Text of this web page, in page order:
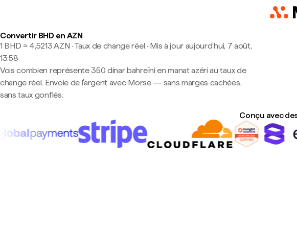
Convertir BHD en AZN
1 BHD ≈ 4,5213 AZN · Taux de change réel · Mis à jour aujourd’hui, 7 août,
13:58
Vois combien représente 350 dinar bahreïni en manat azéri au taux de
change réel. Envoie de l'argent avec Morse — sans marges cachées,
sans taux gonflés.
Conçu avec